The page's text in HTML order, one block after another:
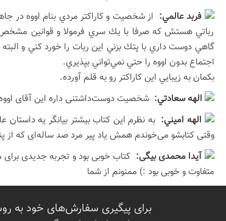
فربد عالمي: از شخصيت و كاراكتر مردي بنام اووه در
رباتي هستش كه صرفا با يك سري فرمولا و قوانين مشخص
گاهي دوست داري با پتك بزني اين ربات را خورد كني و
اجتماع بدون اووه را حتي نمي‌تواني بپذيري.
بكمان به زيبايي اين كاراكتر رو به قلم آورده.
الهه سعادتي:شخصیت دوست‌داشتنی داره این آقای
الهه اميني: به نظرم این کتاب بیشتر بیانگر یه
وقتی کتابشو می‌خوندم همش یاد پیر مرد صد ساله‌ای که از
آیدا محمدی بیگی: کتاب خوبی بود و تجربه جدیدی
متفاوت و خوبی بود :) ممنونم از شما
برای پیگیری سفارش‌های خود به